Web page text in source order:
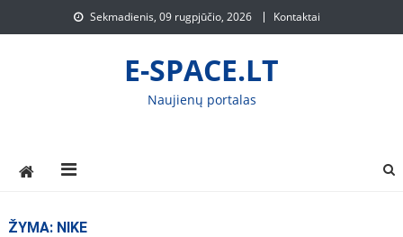
to
Sekmadienis, 09 rugpjūčio, 2026 Kontaktai
E-SPACE.LT
Naujienų portalas
ŽYMA: NIKE